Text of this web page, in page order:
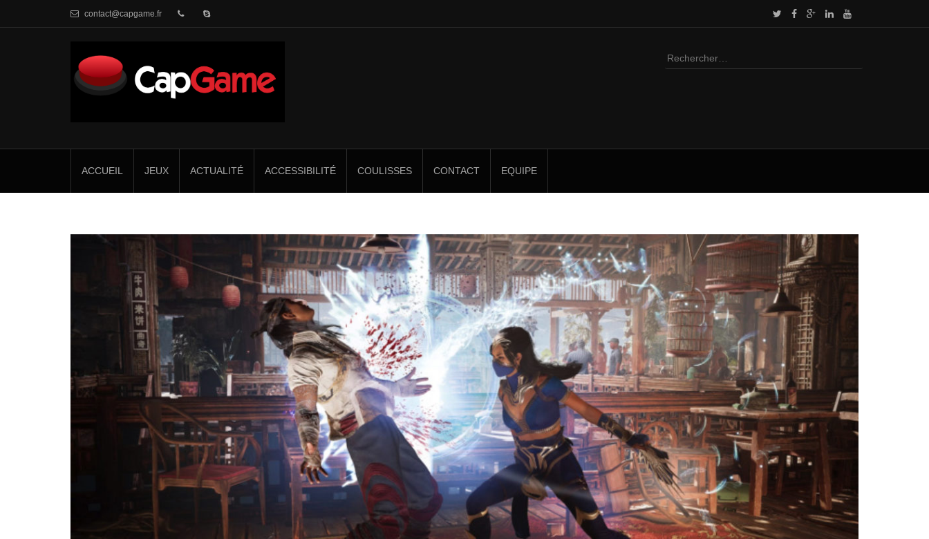
contact@capgame.fr
Rechercher :
ACCUEIL JEUX ACTUALITÉ ACCESSIBILITÉ COULISSES CONTACT EQUIPE